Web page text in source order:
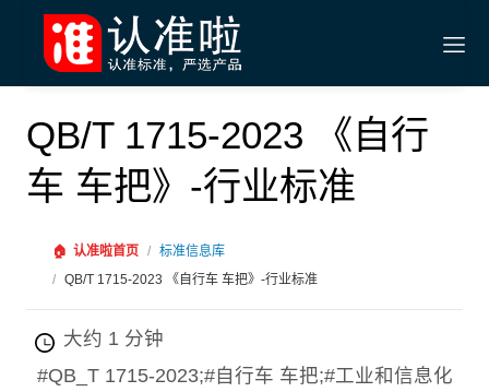
QB/T 1715-2023 《自行
车 车把》-行业标准
🏠 认准啦首页 / 标准信息库
/ QB/T 1715-2023 《自行车 车把》-行业标准
大约 1 分钟
#QB_T 1715-2023;#自行车 车把;#工业和信息化